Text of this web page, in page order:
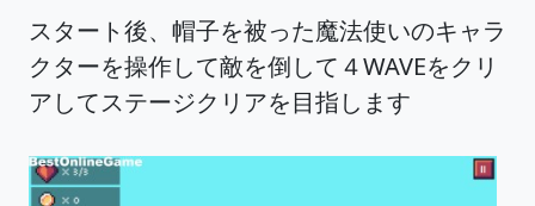
スタート後、帽子を被った魔法使いのキャラ
クターを操作して敵を倒して４WAVEをクリ
アしてステージクリアを目指します